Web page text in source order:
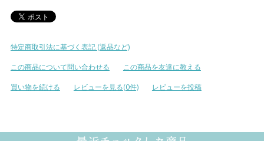
特定商取引法に基づく表記 (返品など)
この商品について問い合わせる
この商品を友達に教える
買い物を続ける
レビューを見る(0件) レビューを投稿